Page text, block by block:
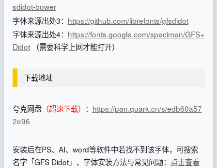
sdidot-bower
字体来源出处3： https://github.com/librefonts/gfsdidot
字体来源出处4： https://fonts.google.com/specimen/GFS+
Didot（需要科学上网才能打开）
下载地址
夸克网盘（超速下载） ： https://pan.quark.cn/s/edb60a57
2e96
安装后在PS、AI、word等软件中若找不到该字体，可搜索
名字「GFS Didot」，字体安装方法与常见问题： 点击查看